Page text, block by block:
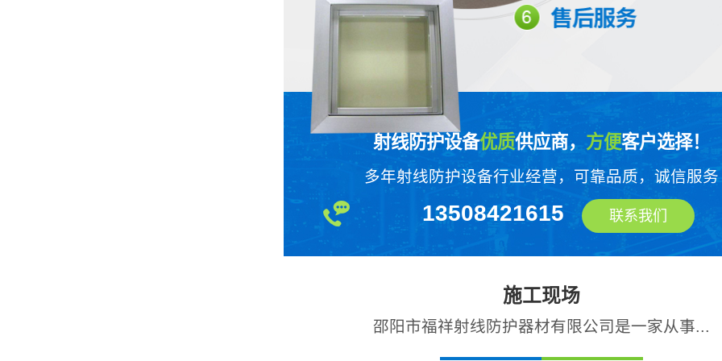
射线防护设备优质供应商， 方便客户选择！
多年射线防护设备行业经营，可靠品质，诚信服务
13508421615 联系我们
施工现场
邵阳市福祥射线防护器材有限公司是一家从事...